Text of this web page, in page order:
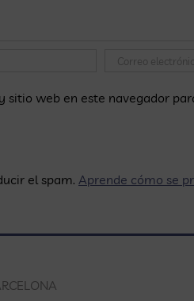
sitio web en este navegador
el spam. Aprende cómo se